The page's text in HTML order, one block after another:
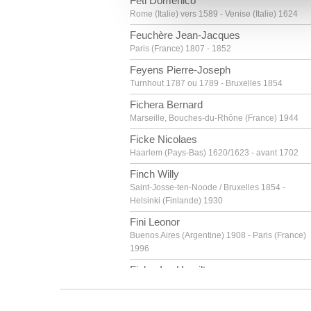
vous leur avez fournies ou
Rome (Italie) vers 1589 - Venise (Italie) 1624
Feuchère Jean-Jacques
Paris (France) 1807 - 1852
Feyens Pierre-Joseph
Turnhout 1787 ou 1789 - Bruxelles 1854
Fichera Bernard
Marseille, Bouches-du-Rhône (France) 1944
Ficke Nicolaes
Haarlem (Pays-Bas) 1620/1623 - avant 1702
Finch Willy
Saint-Josse-ten-Noode / Bruxelles 1854 -
Helsinki (Finlande) 1930
Fini Leonor
Buenos Aires (Argentine) 1908 - Paris (France)
1996
Finlay Ian Hamilton